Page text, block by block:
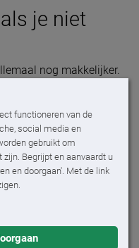
functioneren van de
social media en
gebruikt om
Begrijpt en aanvaardt u
en doorgaan'. Met de link
je niet
nog makkelijker.
via een smart-home
de zon binnen te laten,
houden. Zelfs als je
uit zonnewarmte en
simpelweg door